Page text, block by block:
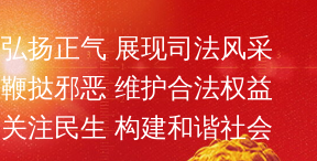
弘扬正气 展现司法风采
鞭挞邪恶 维护合法权益
关注民生 构建和谐社会